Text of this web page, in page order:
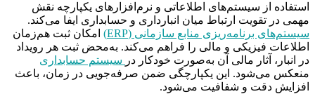
استفاده از سیستم‌های اطلاعاتی و نرم‌افزارهای یکپارچه نقش
مهمی در تقویت ارتباط میان انبارداری و حسابداری ایفا می‌کند.
سیستم‌های برنامه‌ریزی منابع سازمانی (ERP)
امکان ثبت هم‌زمان
اطلاعات فیزیکی و مالی را فراهم می‌‌کند. به‌محض ثبت هر رویداد
در انبار، آثار مالی آن به‌صورت خودکار در سیستم حسابداری
منعکس می‌شود. این یکپارچگی ضمن صرفه‌جویی در زمان، باعث
افزایش دقت و شفافیت می‌شود.